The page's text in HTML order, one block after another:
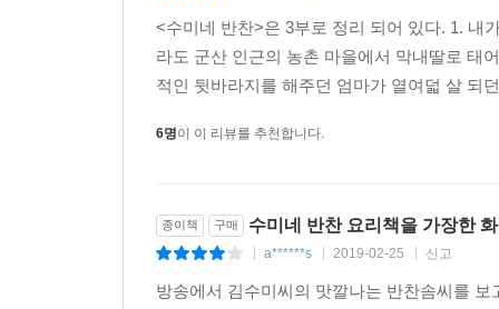
<수미네 반찬>은 3부로 정리 되어 있다. 1. 내
라도 군산 인근의 농촌 마을에서 막내딸로 태
적인 뒷바라지를 해주던 엄마가 열여덟 살 되
6명이 이 리뷰를 추천합니다.
종이책 구매 수미네 반찬 요리책을 가장한
a******s 2019-02-25 신고
방송에서 김수미씨의 맛깔나는 반찬솜씨를